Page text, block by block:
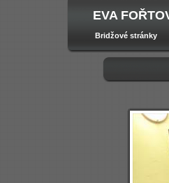
EVA
Bridžové stránky